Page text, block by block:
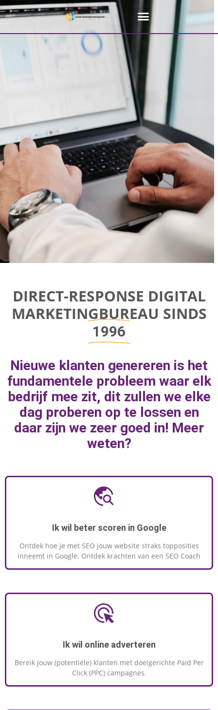
SEO bureau Antwerpen
Direct-response
Digital
Marketing Bureau
marketingknoppen te draaien om naar
geweldige resultaten toe te werken.
MEER INFORMATIE
DIRECT-RESPONSE DIGITAL
MARKETINGBUREAU SINDS
1996
Nieuwe klanten genereren is het
fundamentele probleem waar elk
bedrijf mee zit, dit zullen we elke
dag proberen op te lossen en
daar zijn we zeer goed in! Meer
weten?
Ik wil beter scoren in Google
Ontdek hoe je met SEO jouw website straks topposities
inneemt in Google. Ontdek krachten van een SEO Coach
Ik wil online adverteren
Bereik jouw (potentiële) klanten met doelgerichte Paid Per
Click (PPC) campagnes.